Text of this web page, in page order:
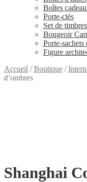
Boîtes
Porte-clés
Set de timbres
Bougeoir
Porte-sachets
Figure
Accueil /Boutique /
d’ombres
Shanghai